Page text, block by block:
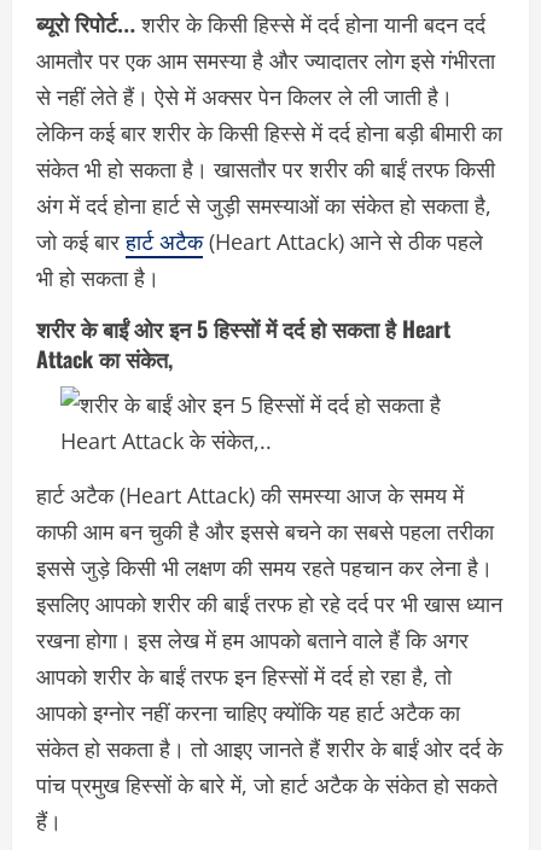
ब्यूरो रिपोर्ट…शरीर के किसी हिस्से में दर्द होना यानी बदन दर्द
आमतौर पर एक आम समस्या है और ज्यादातर लोग इसे गंभीरता
से नहीं लेते हैं। ऐसे में अक्सर पेन किलर ले ली जाती है।
लेकिन कई बार शरीर के किसी हिस्से में दर्द होना बड़ी बीमारी का
संकेत भी हो सकता है। खासतौर पर शरीर की बाईं तरफ किसी
अंग में दर्द होना हार्ट से जुड़ी समस्याओं का संकेत हो सकता है,
जो कई बारहार्ट अटैक(Heart Attack) आने से ठीक पहले
भी हो सकता है।
शरीर के बाईं ओर इन 5 हिस्सों में दर्द हो सकता है Heart
Attack का संकेत,
हार्ट अटैक (Heart Attack) की समस्या आज के समय में
काफी आम बन चुकी है और इससे बचने का सबसे पहला तरीका
इससे जुड़े किसी भी लक्षण की समय रहते पहचान कर लेना है।
इसलिए आपको शरीर की बाईं तरफ हो रहे दर्द पर भी खास ध्यान
रखना होगा। इस लेख में हम आपको बताने वाले हैं कि अगर
आपको शरीर के बाईं तरफ इन हिस्सों में दर्द हो रहा है, तो
आपको इग्नोर नहीं करना चाहिए क्योंकि यह हार्ट अटैक का
संकेत हो सकता है। तो आइए जानते हैं शरीर के बाईं ओर दर्द के
पांच प्रमुख हिस्सों के बारे में, जो हार्ट अटैक के संकेत हो सकते
हैं।